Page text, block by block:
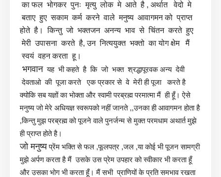
का फल भोगकर पुनः मृत्यु लोक मे आते है , अर्थात वेदो मे
बताए हुए सकाम कर्म करने वाले मनुष्य आवागमन को प्राप्त
होते है।किन्तु जो भक्तजन अनन्य भाव से चिंतन करते हुए
मेरी उपासना करते है, उन नित्ययुक्त भक्तो का योग क्षेम मैं
स्वयं वहन करता हू।
भगवानयह भी कहते है कि जो भक्त श्रद्धापूरवक अन्य देवी
देवताओ की पूजा करते एक प्रकार से वे मेरी ही पूजा करते है
क्योकि सब यज्ञों का भोक्ता और स्वामी परब्रह्म परमात्मा मैं ही हूँ। ऐसे
मनुष्य जो मेरे अधियज्ञ स्वरूपको नहीं जानते ,,उनका ही आवागमन होता है
,किन्तु मुझ परब्रह्म को पूजने वाले पुनर्जन्म से मुक्त परमधाम अथार्त मुझे
ही प्राप्त होते है।
जो मनुष्यप्रेंम भक्ति से फल ,फूलपत्र ,जल ,या कोई भी पूजन सामग्री
मुझे अर्पण करता है मैं उसके उस प्रेम उपहार को स्वीकार भी करता हूँ
और उसका भोग भी करता हूँ। मैं सभी प्राणियों के प्रति समभाव रखता